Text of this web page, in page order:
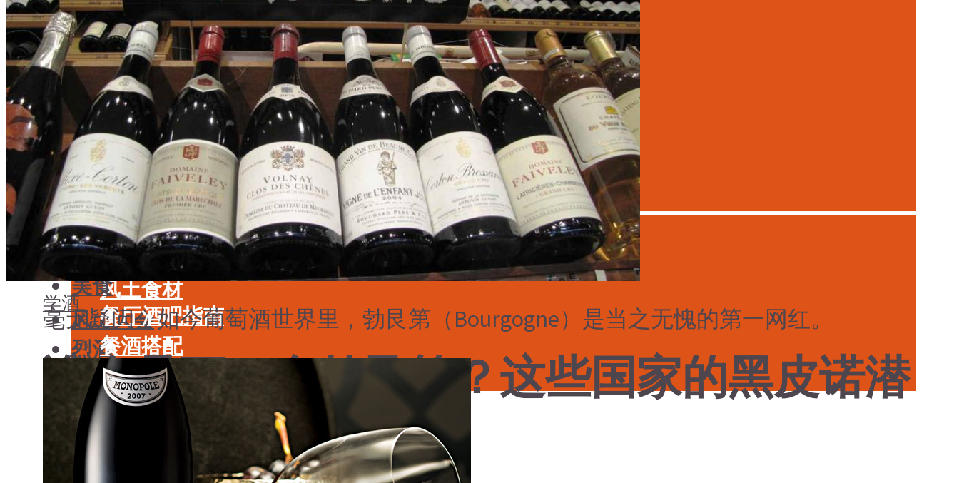
年份
酒具周边
投资收藏
留学教育
名庄
品鉴专栏
美食
餐厅酒吧指南
餐酒搭配
风土食材
风土大会
烈酒
中国酒
勃艮第
波尔多
香槟
学酒
基础知识
品种
年份
酒具周边
投资收藏
留学教育
名庄
品鉴专栏
美食
餐厅酒吧指南
餐酒搭配
风土食材
风土大会
烈酒
中国酒
学酒
谁会是下一个勃艮第？这些国家的黑皮诺潜
力十足
毫无疑问，如今葡萄酒世界里，勃艮第（Bourgogne）是当之无愧的第一网红。